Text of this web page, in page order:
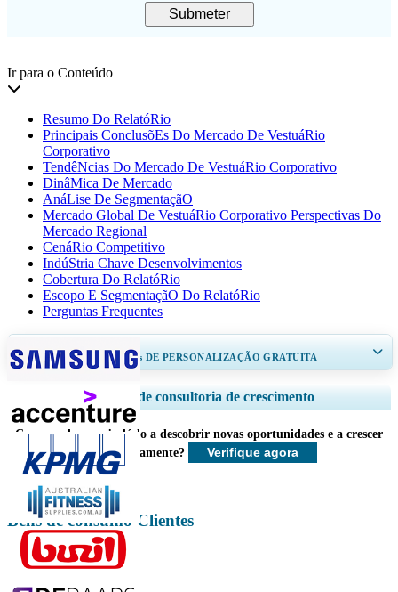
Submeter
Ir para o Conteúdo
Resumo Do RelatóRio
Principais ConclusõEs Do Mercado De VestuáRio
Corporativo
TendêNcias Do Mercado De VestuáRio Corporativo
DinâMica De Mercado
AnáLise De SegmentaçãO
Mercado Global De VestuáRio Corporativo Perspectivas Do
Mercado Regional
CenáRio Competitivo
IndúStria Chave Desenvolvimentos
Cobertura Do RelatóRio
Escopo E SegmentaçãO Do RelatóRio
Perguntas Frequentes
RECEBA DE 30 A 60 horas DE PERSONALIZAÇÃO GRATUITA
Ampliar a cobertura regional e por país, Análise de segmentos, Perfis de
empresas, Benchmarking competitivo, e insights sobre o usuário final.
Personalizar agora
Serviços de consultoria de crescimento
Como podemos ajudá-lo a descobrir novas oportunidades e a crescer
mais rapidamente?
Verifique agora
Bens de consumo Clientes